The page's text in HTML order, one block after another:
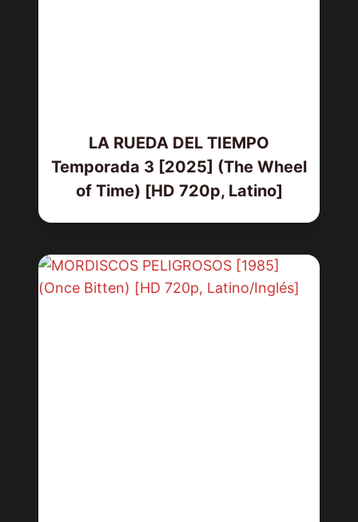
LA RUEDA DEL TIEMPO
Temporada 3 [2025] (The Wheel
of Time) [HD 720p, Latino]